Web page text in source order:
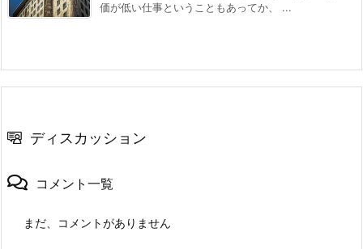
価が低い仕事ということもあってか、 ...
ディスカッション
コメント一覧
まだ、コメントがありません